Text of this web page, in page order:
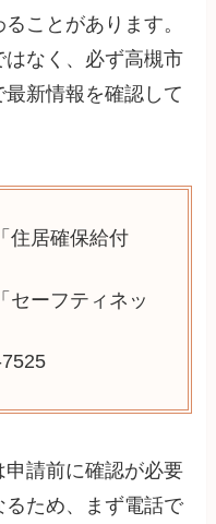
ことがあります。
なく、必ず高槻市
新情報を確認して
住居確保給付
セーフティネッ
請前に確認が必要
ため、まず電話で